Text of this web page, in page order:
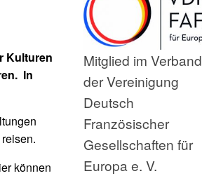
Kulturen
In
können
Mitglied im Verband
der Vereinigung
Deutsch
Französischer
Gesellschaften für
Europa e. V.